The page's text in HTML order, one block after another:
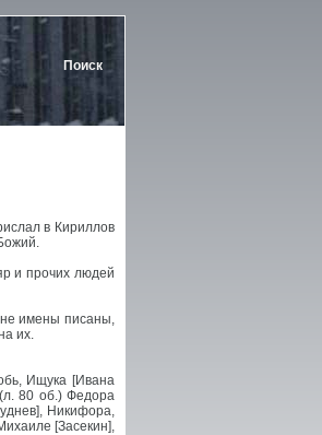
Поиск
в Кириллов
и прочих людей
имены писаны,
их.
Ищука [Ивана
80 об.) Федора
Никифора,
[Засекин],